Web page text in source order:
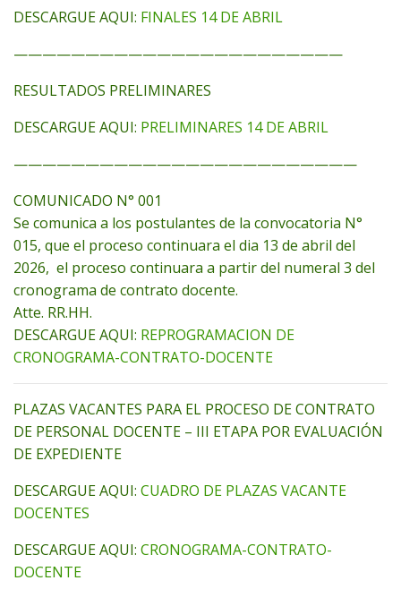
DESCARGUE AQUI: FINALES 14 DE ABRIL
———————————————————————
RESULTADOS PRELIMINARES
DESCARGUE AQUI: PRELIMINARES 14 DE ABRIL
————————————————————————
COMUNICADO N° 001
Se comunica a los postulantes de la convocatoria N°
015, que el proceso continuara el dia 13 de abril del
2026, el proceso continuara a partir del numeral 3 del
cronograma de contrato docente.
Atte. RR.HH.
DESCARGUE AQUI: REPROGRAMACION DE
CRONOGRAMA-CONTRATO-DOCENTE
PLAZAS VACANTES PARA EL PROCESO DE CONTRATO
DE PERSONAL DOCENTE – III ETAPA POR EVALUACIÓN
DE EXPEDIENTE
DESCARGUE AQUI: CUADRO DE PLAZAS VACANTE
DOCENTES
DESCARGUE AQUI: CRONOGRAMA-CONTRATO-
DOCENTE